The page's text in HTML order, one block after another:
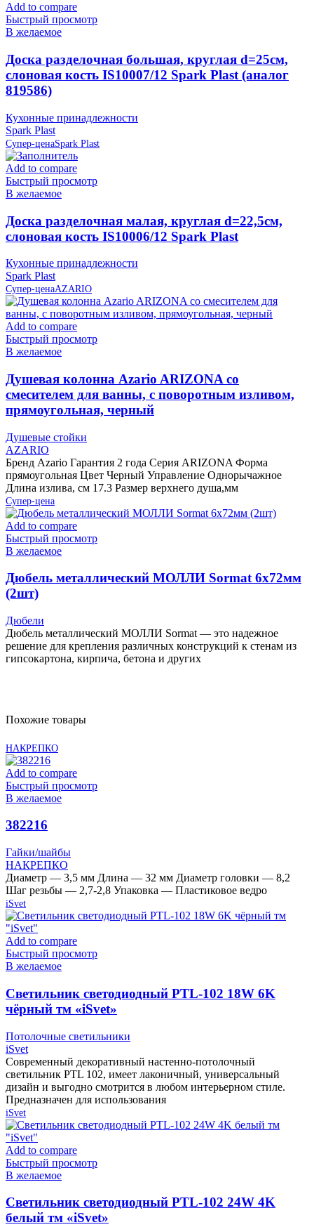
Add to compare
Быстрый просмотр
В желаемое
Доска разделочная большая, круглая d=25см,
слоновая кость IS10007/12 Spark Plast (аналог
819586)
Кухонные принадлежности
Spark Plast
Супер-ценаSpark Plast
Add to compare
Быстрый просмотр
В желаемое
Доска разделочная малая, круглая d=22,5см,
слоновая кость IS10006/12 Spark Plast
Кухонные принадлежности
Spark Plast
Супер-ценаAZARIO
Add to compare
Быстрый просмотр
В желаемое
Душевая колонна Azario ARIZONA со
смесителем для ванны, с поворотным изливом,
прямоугольная, черный
Душевые стойки
AZARIO
Бренд Azario Гарантия 2 года Серия ARIZONA Форма
прямоугольная Цвет Черный Управление Однорычажное
Длина излива, см 17.3 Размер верхнего душа,мм
Супер-цена
Add to compare
Быстрый просмотр
В желаемое
Дюбель металлический МОЛЛИ Sormat 6х72мм
(2шт)
Дюбели
Дюбель металлический МОЛЛИ Sormat — это надежное
решение для крепления различных конструкций к стенам из
гипсокартона, кирпича, бетона и других
Похожие товары
НАКРЕПКО
Add to compare
Быстрый просмотр
В желаемое
382216
Гайки/шайбы
НАКРЕПКО
Диаметр — 3,5 мм Длина — 32 мм Диаметр головки — 8,2
Шаг резьбы — 2,7-2,8 Упаковка — Пластиковое ведро
iSvet
Add to compare
Быстрый просмотр
В желаемое
Cветильник светодиодный PTL-102 18W 6K
чёрный тм «iSvet»
Потолочные светильники
iSvet
Современный декоративный настенно-потолочный
светильник PTL 102, имеет лаконичный, универсальный
дизайн и выгодно смотрится в любом интерьерном стиле.
Предназначен для использования
iSvet
Add to compare
Быстрый просмотр
В желаемое
Cветильник светодиодный PTL-102 24W 4K
белый тм «iSvet»